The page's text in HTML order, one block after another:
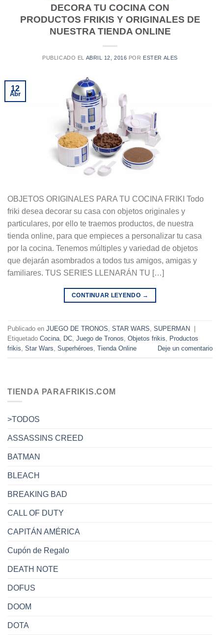
TIENDA PARAFRIKIS.COM
>TODOS
ASSASSINS CREED
BATMAN
BLEACH
BREAKING BAD
CALL OF DUTY
CAPITÁN AMÉRICA
Cupón de Regalo
DEATH NOTE
DOFUS
DOOM
DOTA
DECORA TU COCINA CON
PRODUCTOS FRIKIS Y ORIGINALES DE
NUESTRA TIENDA ONLINE
PUBLICADO EL ABRIL 12, 2016 POR ESTER ALES
12
Abr
OBJETOS ORIGINALES PARA TU COCINA FRIKI Todo
friki desea decorar su casa con objetos originales y
particulares, por ello te traemos productos, de nuestra
tienda online, para que empieces a personalizar tu casa
por la cocina. Tenemos múltiples y variedad de objetos
que dejarán asombrados a todos tus amigos, amigas y
familiares. TUS SERIES LLENARÁN TU […]
CONTINUAR LEYENDO →
Publicado en JUEGO DE TRONOS, STAR WARS, SUPERMAN
Etiquetado Cocina, DC, Juego de Tronos, Objetos frikis, Productos
frikis, Star Wars, Superhéroes, Tienda Online Deje un comentario